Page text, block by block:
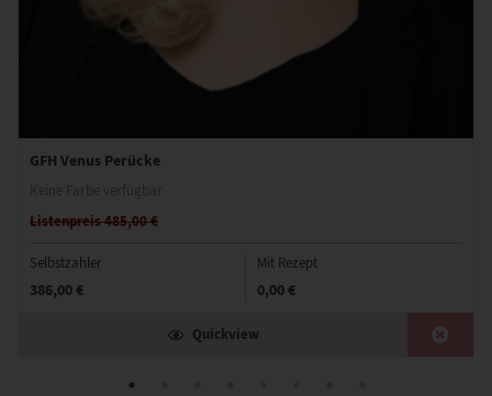
GFH Venus Perücke
Listenpreis 485,00 €
Selbstzahler
386,00 €
Mit Rezept
0,00 €
Quickview